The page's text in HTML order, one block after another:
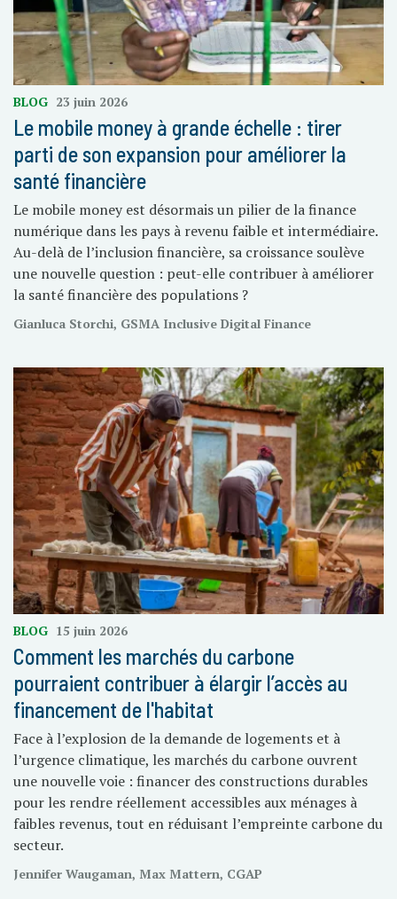
BLOG 23 juin 2026
Le mobile money à grande échelle : tirer
parti de son expansion pour améliorer la
santé financière
Le mobile money est désormais un pilier de la finance
numérique dans les pays à revenu faible et intermédiaire.
Au-delà de l’inclusion financière, sa croissance soulève
une nouvelle question : peut-elle contribuer à améliorer
la santé financière des populations ?
Gianluca Storchi, GSMA Inclusive Digital Finance
BLOG 15 juin 2026
Comment les marchés du carbone
pourraient contribuer à élargir l’accès au
financement de l'habitat
Face à l’explosion de la demande de logements et à
l’urgence climatique, les marchés du carbone ouvrent
une nouvelle voie : financer des constructions durables
pour les rendre réellement accessibles aux ménages à
faibles revenus, tout en réduisant l’empreinte carbone du
secteur.
Jennifer Waugaman, Max Mattern, CGAP